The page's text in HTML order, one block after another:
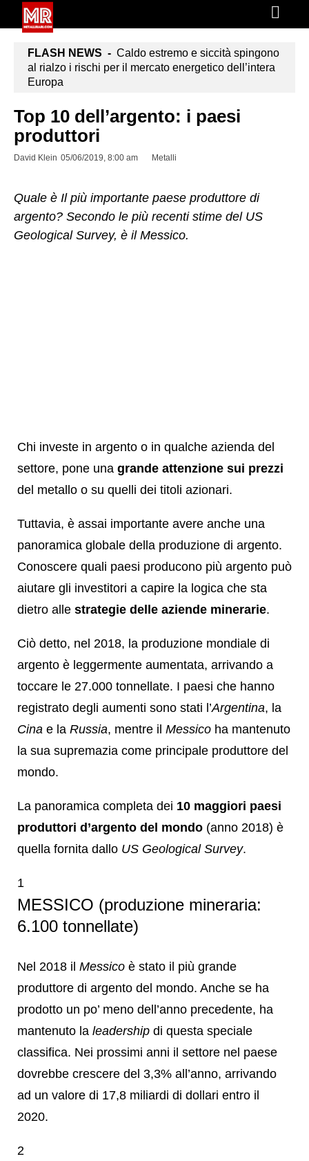
FLASH NEWS - Caldo estremo e siccità spingono
al rialzo i rischi per il mercato energetico dell’intera
Europa
Top 10 dell’argento: i paesi
produttori
David Klein 05/06/2019, 8:00 am Metalli
Quale è Il più importante paese produttore di
argento? Secondo le più recenti stime del US
Geological Survey, è il Messico.
Chi investe in argento o in qualche azienda del
settore, pone una grande attenzione sui prezzi
del metallo o su quelli dei titoli azionari.
Tuttavia, è assai importante avere anche una
panoramica globale della produzione di argento.
Conoscere quali paesi producono più argento può
aiutare gli investitori a capire la logica che sta
dietro alle strategie delle aziende minerarie.
Ciò detto, nel 2018, la produzione mondiale di
argento è leggermente aumentata, arrivando a
toccare le 27.000 tonnellate. I paesi che hanno
registrato degli aumenti sono stati l’Argentina, la
Cina e la Russia, mentre il Messico ha mantenuto
la sua supremazia come principale produttore del
mondo.
La panoramica completa dei 10 maggiori paesi
produttori d’argento del mondo (anno 2018) è
quella fornita dallo US Geological Survey.
1
MESSICO (produzione mineraria:
6.100 tonnellate)
Nel 2018 il Messico è stato il più grande
produttore di argento del mondo. Anche se ha
prodotto un po’ meno dell’anno precedente, ha
mantenuto la leadership di questa speciale
classifica. Nei prossimi anni il settore nel paese
dovrebbe crescere del 3,3% all’anno, arrivando
ad un valore di 17,8 miliardi di dollari entro il
2020.
2